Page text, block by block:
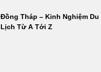
Đồng Tháp – Kinh Nghiệm Du
Lịch Từ A Tới Z